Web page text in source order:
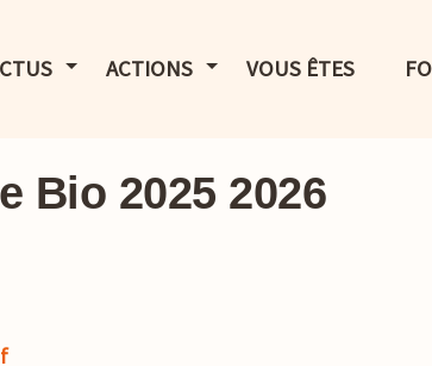
LE MENU
AFFICHER LE MENU
ACTIONS AFFICHER LE MENU
VOUS ÊTES
Bio 2025 2026